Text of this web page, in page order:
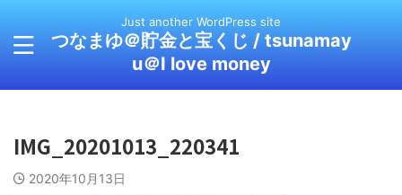
Just another WordPress site
つなまゆ＠貯金と宝くじ / tsunamay
u＠I love money
IMG_20201013_220341
2020年10月13日